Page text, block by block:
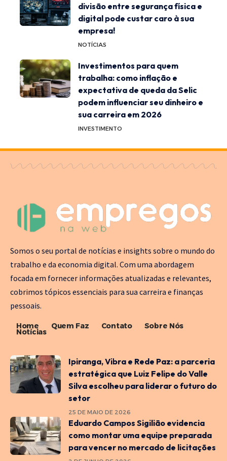
divisão entre segurança física e
digital pode custar caro à sua
empresa!
NOTÍCIAS
Investimentos para quem
trabalha: como inflação e
expectativa de queda da Selic
podem influenciar seu dinheiro e
sua carreira em 2026
INVESTIMENTO
Somos o seu portal de notícias e insights sobre o mundo do
trabalho e da economia digital. Com uma abordagem
focada em fornecer informações atualizadas e relevantes,
cobrimos tópicos essenciais para sua carreira e finanças
pessoais.
Home Quem Faz Contato Sobre Nós
Notícias
Ipiranga, Vibra e Rede Paz: a parceria
estratégica que Luiz Felipe do Valle
Silva escolheu para liderar o futuro do
setor
25 DE MAIO DE 2026
Eduardo Campos Sigilião evidencia
como montar uma equipe preparada
para vencer no mercado de licitações